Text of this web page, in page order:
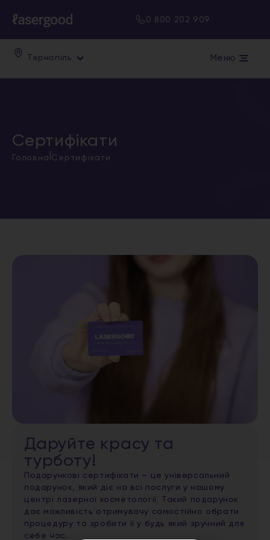
0 800 202 909
Тернопіль Меню
Сертифікати
Головна Сертифікати
Даруйте красу та
турботу!
Подарункові сертифікати – це універсальний
подарунок, який діє на всі послуги у нашому
центрі лазерної косметології. Такий подарунок
дає можливість отримувачу самостійно обрати
процедуру та зробити її у будь який зручний для
себе час.